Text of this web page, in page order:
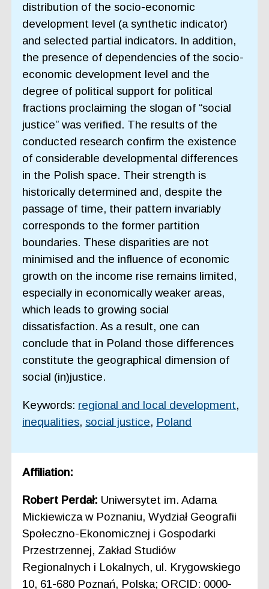
distribution of the socio-economic
development level (a synthetic indicator)
and selected partial indicators. In addition,
the presence of dependencies of the socio-
economic development level and the
degree of political support for political
fractions proclaiming the slogan of “social
justice” was verified. The results of the
conducted research confirm the existence
of considerable developmental differences
in the Polish space. Their strength is
historically determined and, despite the
passage of time, their pattern invariably
corresponds to the former partition
boundaries. These disparities are not
minimised and the influence of economic
growth on the income rise remains limited,
especially in economically weaker areas,
which leads to growing social
dissatisfaction. As a result, one can
conclude that in Poland those differences
constitute the geographical dimension of
social (in)justice.
Keywords: regional and local development,
inequalities,social justice, Poland
Affiliation:
Robert Perdał: Uniwersytet im. Adama
Mickiewicza w Poznaniu, Wydział Geografii
Społeczno-Ekonomicznej i Gospodarki
Przestrzennej, Zakład Studiów
Regionalnych i Lokalnych, ul. Krygowskiego
10, 61-680 Poznań, Polska; ORCID: 0000-